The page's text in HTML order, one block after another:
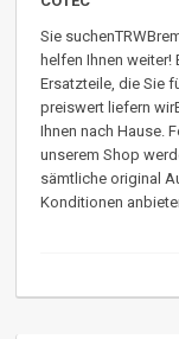
Sie
helfen Ihnen weiter!
Ersatzteile, die Sie
preiswert liefern
Ihnen nach Hause.
unserem Shop
sämtliche original
Konditionen